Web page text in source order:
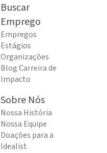
Buscar
Emprego
Empregos
Estágios
Organizações
Blog Carreira de
Impacto
Sobre Nós
Nossa História
Nossa Equipe
Doações para a
Idealist